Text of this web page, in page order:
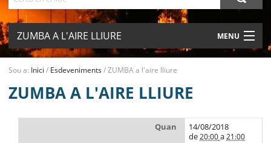
ZUMBA A L'AIRE LLIURE MENU
MUNICIPI
SEU ELECTRÒNICA
Sou a: Inici / Esdeveniments/ZUMBA a l'aire lliure
ZUMBA A L'AIRE LLIURE
Quan
14/08/2018
de20:00 a21:00